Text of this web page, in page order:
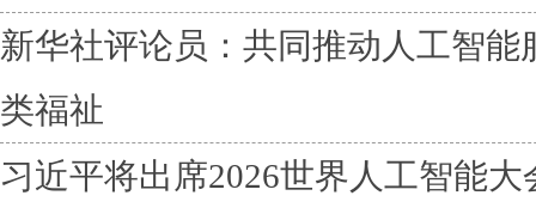
新华社评论员：共同推动人工智
类福祉
习近平将出席2026世界人工智能